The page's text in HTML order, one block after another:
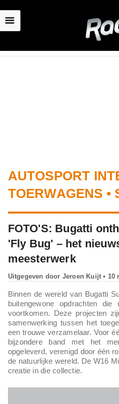
☰
AUTOSPORT
TOERWAGENS •
FOTO'S: Bugatti
'Fly Bug' – het
meesterwerk
Uitgegeven door Jeroen Kuijt • 10
Binnen de wereld van Bugatti
buitengewone opdrachten
voortkomen. Deze projecten
samenwerking tussen het
een trouwe verzamelaar. Voor
bijzondere band met het
opgeleverd, verenigd door één
de natuurlijke wereld. De W16
creatie in die collectie.